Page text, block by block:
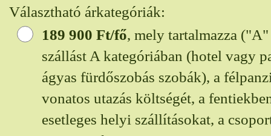
Választható árkategóriák:
189 900 Ft/fő, mely tartalmazza
szállást A kategóriában (hotel vagy
ágyas fürdőszobás szobák), a
vonatos utazás költségét, a
esetleges helyi szállításokat, a